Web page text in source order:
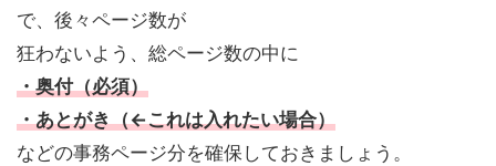
で、後々ページ数が
狂わないよう、総ページ数の中に
・奥付（必須）
・あとがき（←これは入れたい場合）
などの事務ページ分を確保しておきましょう。